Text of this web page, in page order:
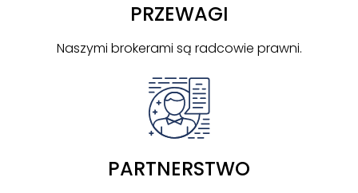
PRZEWAGI
Naszymi brokerami są radcowie prawni.
PARTNERSTWO